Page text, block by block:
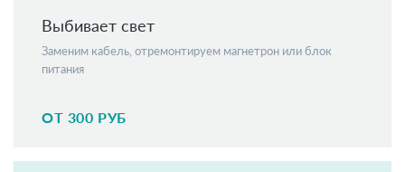
Выбивает свет
Заменим кабель, отремонтируем магнетрон или блок
питания
ОТ 300 РУБ